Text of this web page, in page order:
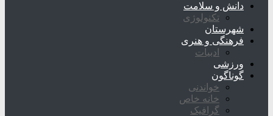
دانش و سلامت
تکنولوژی
شهرستان
فرهنگی و هنری
ادبیات
ورزشی
گوناگون
خواندنی
خانه خاص
گرافیک